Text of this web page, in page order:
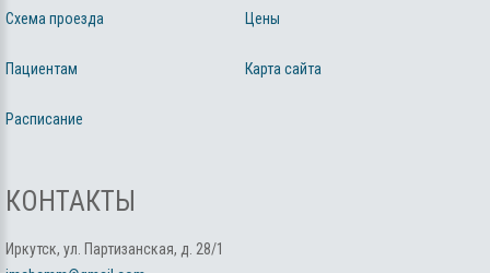
Схема проезда Цены
Пациентам Карта сайта
Расписание
КОНТАКТЫ
Иркутск, ул. Партизанская, д. 28/1